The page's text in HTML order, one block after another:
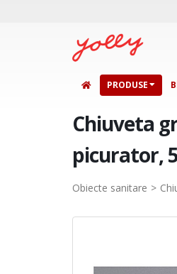
PRODUSE
Chiuveta
picurator,
Obiecte sanitare